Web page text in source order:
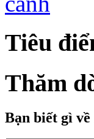
Tiêu
Thăm
Bạn biết gì